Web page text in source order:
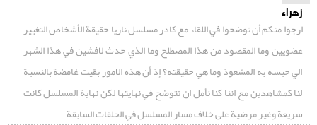
زهراء
ارجوا منكم أن توضحوا في اللقاء مع كادر مسلسل ناريا حقيقة الأشخاص التغيير
عضويين وما المقصود من هذا المصطلح وما الذي حدث لافشين في هذا الشهر
الي حبسه به المشعوذ وما هي حقيقته؟ إذ أن هذه الامور بقيت غامضة بالنسبة
لنا كمشاهدين مع اننا كنا نأمل ان تتوضح في نهايتها لكن نهاية المسلسل كانت
سريعة وغير مرضية على خلاف مسار المسلسل في الحلقات السابقة